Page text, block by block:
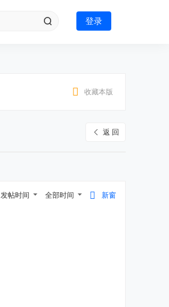
登录
收藏本版
返 回
新窗
全部时间
发帖时间